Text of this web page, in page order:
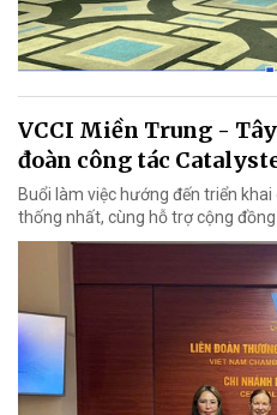
VCCI Miền Trung -
đoàn công tác
Buổi làm việc hướng đến triển
thống nhất, cùng hỗ trợ cộng đồng